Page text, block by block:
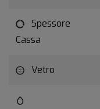
Spessore
Cassa
Vetro